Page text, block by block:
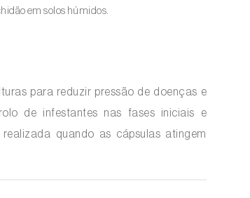
em solos húmidos.
para reduzir pressão de doenças e
de infestantes nas fases iniciais e
quando as cápsulas atingem